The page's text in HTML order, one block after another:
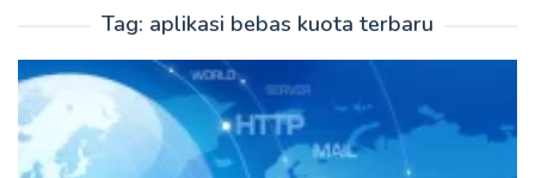
Tag: aplikasi bebas kuota terbaru